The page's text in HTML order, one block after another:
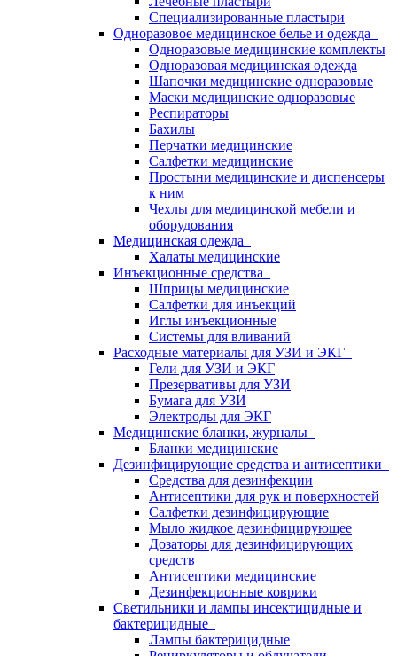
Специализированные пластыри
Одноразовое медицинское белье и одежда
Одноразовые медицинские комплекты
Одноразовая медицинская одежда
Шапочки медицинские одноразовые
Маски медицинские одноразовые
Респираторы
Бахилы
Перчатки медицинские
Салфетки медицинские
Простыни медицинские и диспенсеры
к ним
Чехлы для медицинской мебели и
оборудования
Медицинская одежда
Халаты медицинские
Инъекционные средства
Шприцы медицинские
Салфетки для инъекций
Иглы инъекционные
Системы для вливаний
Расходные материалы для УЗИ и ЭКГ
Гели для УЗИ и ЭКГ
Презервативы для УЗИ
Бумага для УЗИ
Электроды для ЭКГ
Медицинские бланки, журналы
Бланки медицинские
Дезинфицирующие средства и антисептики
Средства для дезинфекции
Антисептики для рук и поверхностей
Салфетки дезинфицирующие
Мыло жидкое дезинфицирующее
Дозаторы для дезинфицирующих
средств
Антисептики медицинские
Дезинфекционные коврики
Светильники и лампы инсектицидные и
бактерицидные
Лампы бактерицидные